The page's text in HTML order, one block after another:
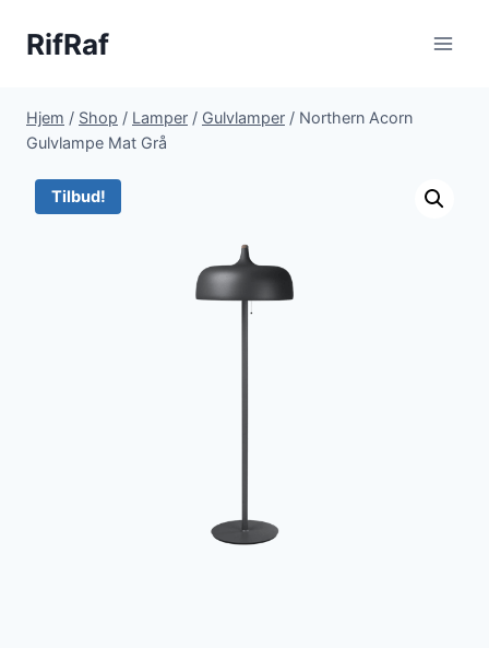
RifRaf
Hjem / Shop / Lamper / Gulvlamper / Northern Acorn
Gulvlampe Mat Grå
Tilbud!